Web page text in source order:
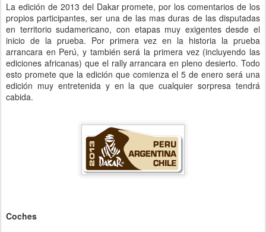
La edición de 2013 del Dakar promete, por los comentarios de los
propios participantes, ser una de las mas duras de las disputadas
en territorio sudamericano, con etapas muy exigentes desde el
inicio de la prueba. Por primera vez en la historia la prueba
arrancara en Perú, y también será la primera vez (incluyendo las
ediciones africanas) que el rally arrancara en pleno desierto. Todo
esto promete que la edición que comienza el 5 de enero será una
edición muy entretenida y en la que cualquier sorpresa tendrá
cabida.
Coches